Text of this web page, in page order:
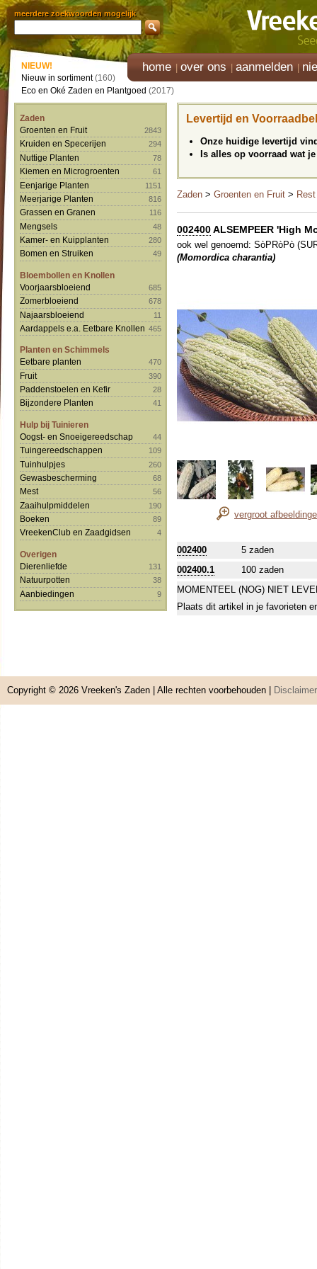
meerdere zoekwoorden mogelijk
home over ons aanmelden
NIEUW!
Nieuw in sortiment(160)
Eco en Oké Zaden en Plantgoed (2017)
Zaden
Groenten en Fruit
2843
Kruiden en Specerijen 294
Nuttige Planten 78
Kiemen en Microgroenten 61
Eenjarige Planten 1151
Meerjarige Planten 816
Grassen en Granen 116
Mengsels 48
Kamer- en Kuipplanten 280
Bomen en Struiken 49
Bloembollen en Knollen
Voorjaarsbloeiend
685
Zomerbloeiend 678
Najaarsbloeiend 11
Aardappels e.a. Eetbare Knollen 465
Planten en Schimmels
Eetbare planten
470
Fruit 390
Paddenstoelen en Kefir 28
Bijzondere Planten 41
Hulp bij Tuinieren
Oogst- en Snoeigereedschap
44
Tuingereedschappen 109
Tuinhulpjes 260
Gewasbescherming 68
Mest 56
Zaaihulpmiddelen 190
Boeken 89
VreekenClub en Zaadgidsen 4
Overigen
Dierenliefde
131
Natuurpotten 38
Aanbiedingen 9
Levertijd en
Onze huidige levertijd
Is alles op voorraad wat
Zaden > Groenten en Fruit >
002400ALSEMPEER 'High
ook wel genoemd: SòPRòPò
(Momordica charantia)
vergroot
002400
5 zaden
002400.1
100 zaden
MOMENTEEL (NOG) NIET
Plaats dit artikel in je favorieten
Copyright © 2026 Vreeken's Zaden | Alle rechten voorbehouden | Disclaimer